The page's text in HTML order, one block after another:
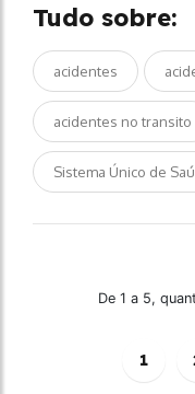
Tudo sobre:
acidentes
acidentes no transito
Sistema Único de
De 1 a 5,
1